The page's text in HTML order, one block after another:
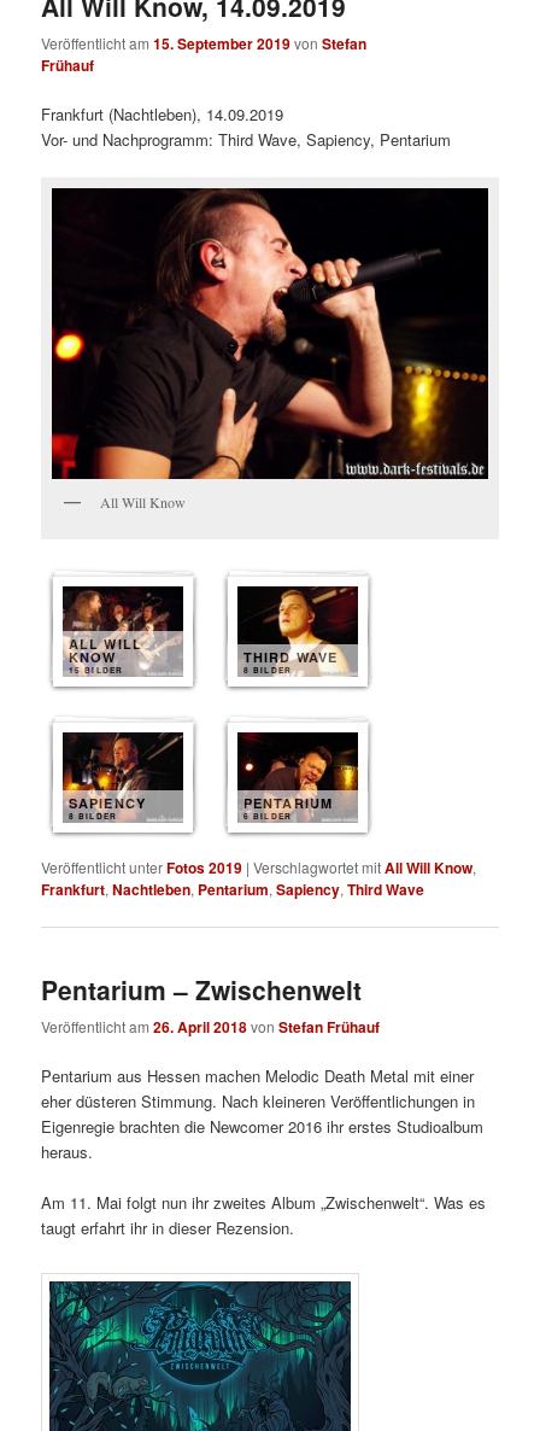
Veröffentlicht am15. September 2019vonStefan
Frühauf
Frankfurt (Nachtleben), 14.09.2019
Vor- und Nachprogramm: Third Wave, Sapiency, Pentarium
All Will Know
ALL WILL
KNOW
15 BILDER
THIRD WAVE
8 BILDER
SAPIENCY
8 BILDER
PENTARIUM
6 BILDER
Veröffentlicht unterFotos 2019 |Verschlagwortet mitAll Will Know,
Frankfurt,Nachtleben, Pentarium,Sapiency,Third Wave
Pentarium – Zwischenwelt
Veröffentlicht am26. April 2018vonStefan Frühauf
Pentarium aus Hessen machen Melodic Death Metal mit einer
eher düsteren Stimmung. Nach kleineren Veröffentlichungen in
Eigenregie brachten die Newcomer 2016 ihr erstes Studioalbum
heraus.
Am 11. Mai folgt nun ihr zweites Album „Zwischenwelt“. Was es
taugt erfahrt ihr in dieser Rezension.